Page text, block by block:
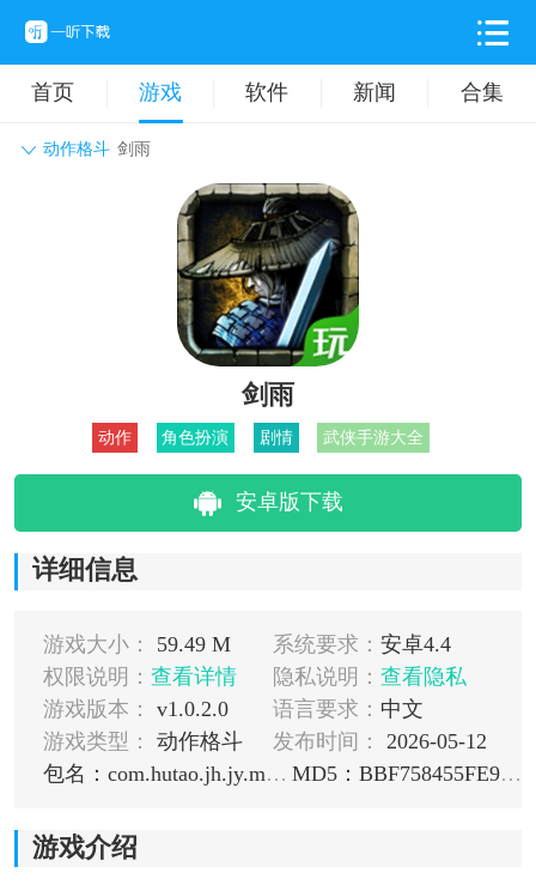
首页 游戏 软件 新闻 合集
动作格斗 剑雨
动作格斗 休闲益智
卡牌对战 音乐舞蹈
挂机养成
剑雨
动作 角色扮演 剧情 武侠手游大全
安卓版下载
详细信息
游戏大小： 59.49 M 系统要求： 安卓4.4
权限说明： 查看详情 隐私说明： 查看隐私
游戏版本：
v1.0.2.0 语言要求： 中文
游戏类型：
动作格斗 发布时间：
2026-05-12
包名：com.hutao.jh.jy.muzhiwan
MD5：BBF758455FE9A3285F8A49A9F78AC7DB
游戏介绍